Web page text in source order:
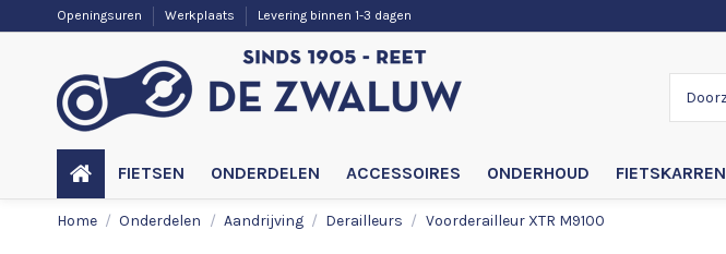
Openingsuren Werkplaats Levering binnen 1-3 dagen
FIETSEN ONDERDELEN ACCESSOIRES ONDERHOUD FIETSKARREN
Home Onderdelen Aandrijving Derailleurs Voorderailleur XTR M9100